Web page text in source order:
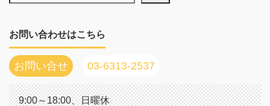
お問い合わせはこちら
お問い合せ 03-6313-2537
9:00～18:00、日曜休